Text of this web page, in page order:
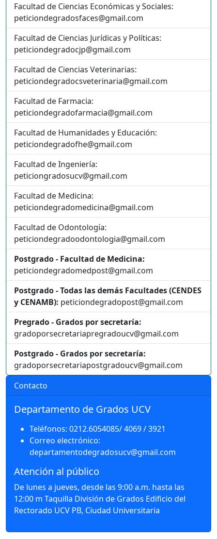
Facultad de Ciencias Económicas y Sociales:
peticiondegradosfaces@gmail.com
Facultad de Ciencias Jurídicas y Políticas:
peticiondegradocjp@gmail.com
Facultad de Ciencias Veterinarias:
peticiondegradocsveterinaria@gmail.com
Facultad de Farmacia:
peticiondegradofarmacia@gmail.com
Facultad de Humanidades y Educación:
peticiondegradofhe@gmail.com
Facultad de Ingeniería:
peticiongradosucv@gmail.com
Facultad de Medicina:
peticiondegradomedicina@gmail.com
Facultad de Odontología:
peticiondegradoodontologia@gmail.com
Postgrado - Facultad de Medicina:
peticiondegradomedpost@gmail.com
Postgrado - Todas las demás Facultades (CENDES
y CENAMB): peticiondegradopost@gmail.com
Pregrado - Grados por secretaría:
gradoporsecretariapregradoucv@gmail.com
Postgrado - Grados por secretaría:
gradoporsecretariapostgradoucv@gmail.com
Contacto
Departamento de Grados UCV
Teléfonos: 0212.6054085/ 4069 / 3921
Correo electrónico:
departamentodegradosucv@gmail.com
Atención al público
De lunes a jueves, desde las 9:00 a.m. hasta las
12:00 m Taquilla División de Grados Edificio del
Rectorado UCV PB, Ciudad Universitaria